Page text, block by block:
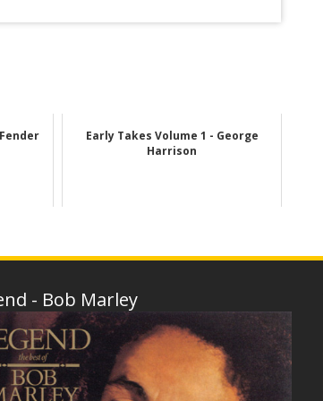
Early Takes Volume 1 - George
Harrison
- Bob Marley